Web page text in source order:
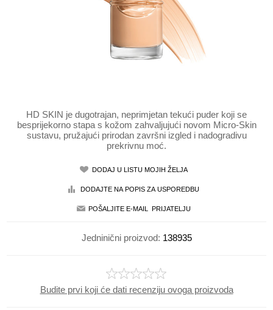
HD SKIN je dugotrajan, neprimjetan tekući puder koji se
besprijekorno stapa s kožom zahvaljujući novom Micro-Skin
sustavu, pružajući prirodan završni izgled i nadogradivu
prekrivnu moć.
Jedninični proizvod: 138935
Budite prvi koji će dati recenziju ovoga proizvoda